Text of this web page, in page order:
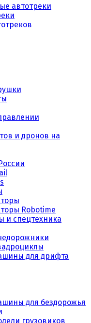
автотреки
и дронов на
Robotime
и спецтехника
для дрифта
для бездорожья
грузовиков